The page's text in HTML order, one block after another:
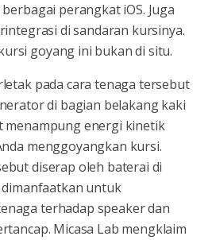
perangkat iOS. Juga
di sandaran kursinya.
goyang ini bukan di situ.
pada cara tenaga tersebut
di bagian belakang kaki
menampung energi kinetik
menggoyangkan kursi.
diserap oleh baterai di
untuk
terhadap speaker dan
Micasa Lab mengklaim